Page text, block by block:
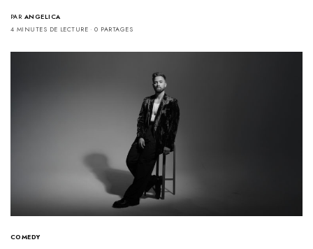
PAR ANGELICA
4 MINUTES DE LECTURE
0 PARTAGES
COMEDY